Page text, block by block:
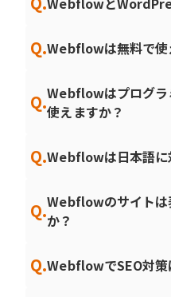
Q.Webflowは無料で使
Q.Webflowはプログラ
使えますか？
Q.Webflowは日本語に
Q.Webflowのサイトは
か？
Q.WebflowでSEO対策